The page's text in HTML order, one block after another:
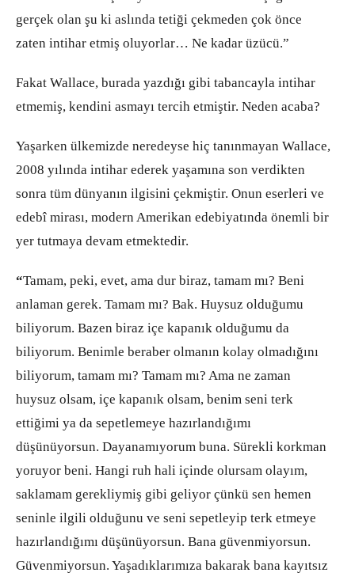
gerçek olan şu ki aslında tetiği çekmeden çok önce
zaten intihar etmiş oluyorlar… Ne kadar üzücü.”
Fakat Wallace, burada yazdığı gibi tabancayla intihar
etmemiş, kendini asmayı tercih etmiştir. Neden acaba?
Yaşarken ülkemizde neredeyse hiç tanınmayan Wallace,
2008 yılında intihar ederek yaşamına son verdikten
sonra tüm dünyanın ilgisini çekmiştir. Onun eserleri ve
edebî mirası, modern Amerikan edebiyatında önemli bir
yer tutmaya devam etmektedir.
“Tamam, peki, evet, ama dur biraz, tamam mı? Beni
anlaman gerek. Tamam mı? Bak. Huysuz olduğumu
biliyorum. Bazen biraz içe kapanık olduğumu da
biliyorum. Benimle beraber olmanın kolay olmadığını
biliyorum, tamam mı? Tamam mı? Ama ne zaman
huysuz olsam, içe kapanık olsam, benim seni terk
ettiğimi ya da sepetlemeye hazırlandığımı
düşünüyorsun. Dayanamıyorum buna. Sürekli korkman
yoruyor beni. Hangi ruh hali içinde olursam olayım,
saklamam gerekliymiş gibi geliyor çünkü sen hemen
seninle ilgili olduğunu ve seni sepetleyip terk etmeye
hazırlandığımı düşünüyorsun. Bana güvenmiyorsun.
Güvenmiyorsun. Yaşadıklarımıza bakarak bana kayıtsız